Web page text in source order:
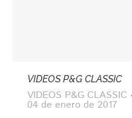
VIDEOS P&G CLASSIC
VIDEOS P&G CLASSIC
04 de enero de 2017